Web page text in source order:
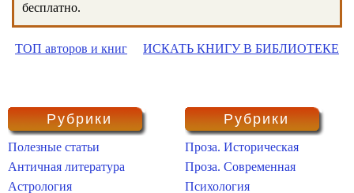
бесплатно.
ТОП авторов и книг ИСКАТЬ КНИГУ В БИБЛИОТЕКЕ
Рубрики
Полезные статьи
Античная литература
Астрология
Рубрики
Проза. Историческая
Проза. Современная
Психология